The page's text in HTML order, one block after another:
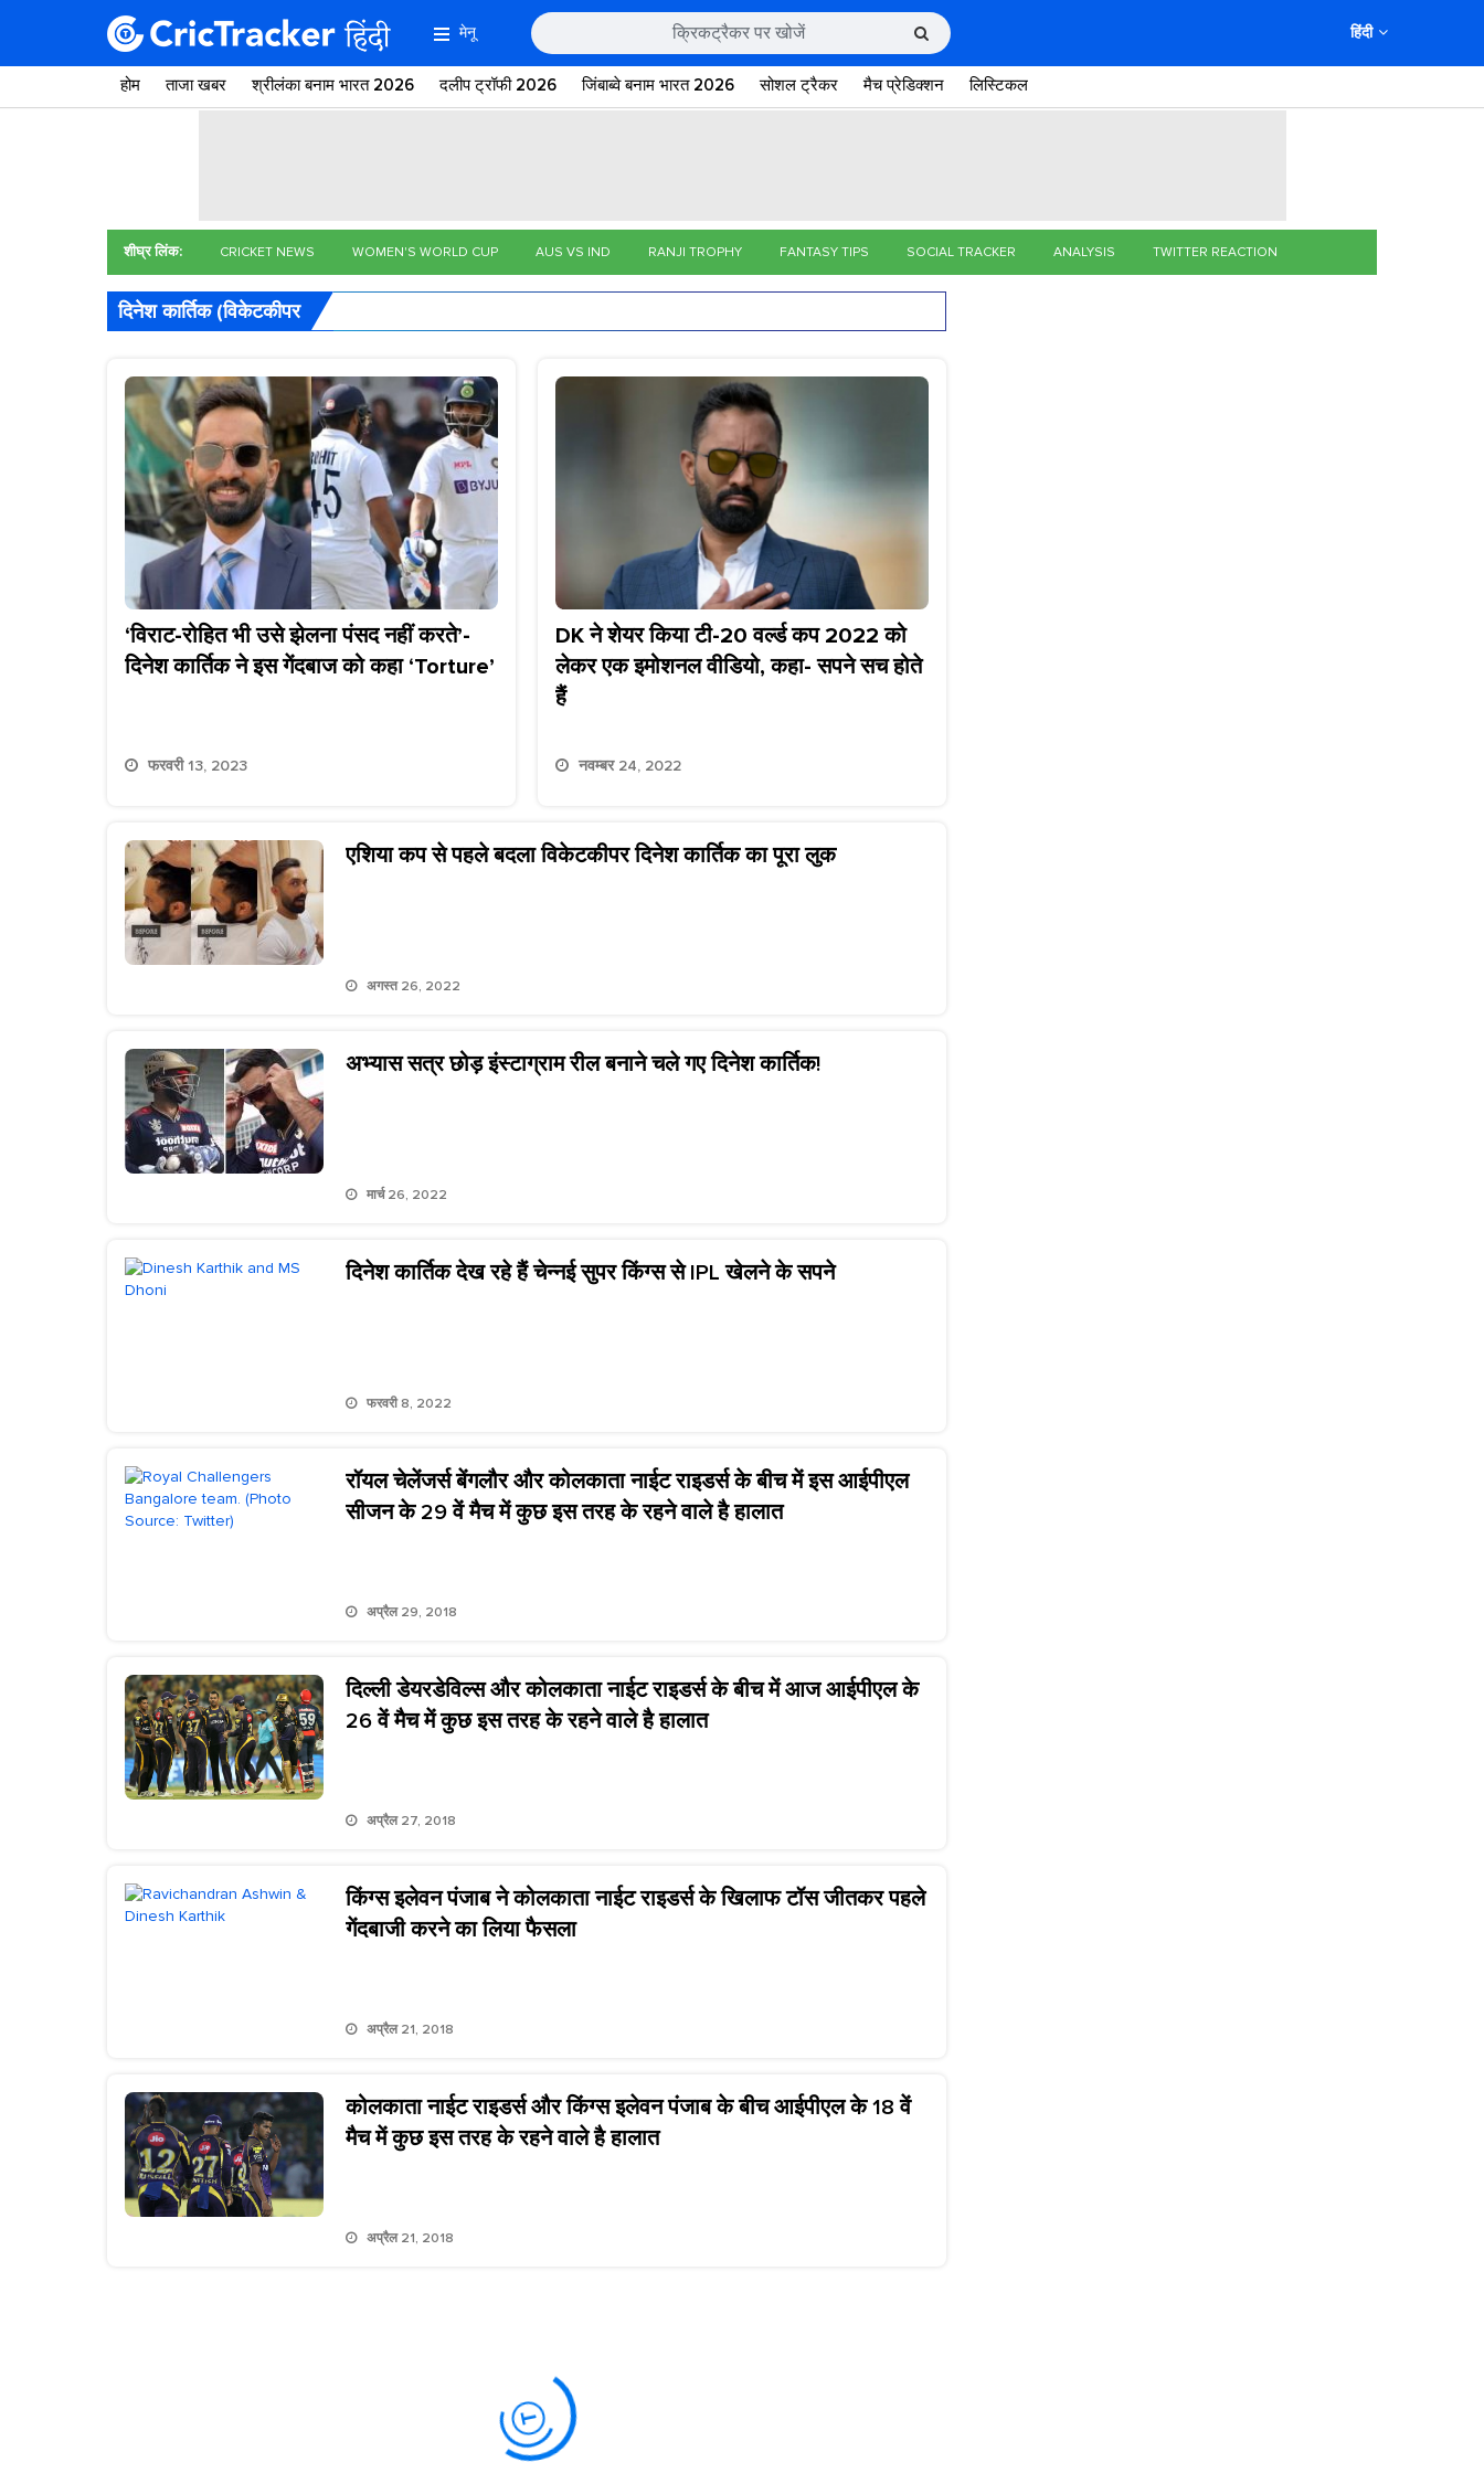
मेनू हिंदी
होम ताजा खबर श्रीलंका बनाम भारत 2026 दलीप ट्रॉफी 2026 जिंबाब्वे बनाम भारत 2026 सोशल ट्रैकर मैच प्रेडिक्शन लिस्टिकल
शीघ्र लिंक: CRICKET NEWS WOMEN'S WORLD CUP AUS VS IND RANJI TROPHY FANTASY TIPS SOCIAL TRACKER ANALYSIS TWITTER REACTION
दिनेश कार्तिक (विकेटकीपर
‘विराट-रोहित भी उसे झेलना पंसद नहीं करते’-
दिनेश कार्तिक ने इस गेंदबाज को कहा ‘Torture’
फरवरी 13, 2023
DK ने शेयर किया टी-20 वर्ल्ड कप 2022 को
लेकर एक इमोशनल वीडियो, कहा- सपने सच होते
हैं
नवम्बर 24, 2022
एशिया कप से पहले बदला विकेटकीपर दिनेश कार्तिक का पूरा लुक
अगस्त 26, 2022
अभ्यास सत्र छोड़ इंस्टाग्राम रील बनाने चले गए दिनेश कार्तिक!
मार्च 26, 2022
दिनेश कार्तिक देख रहे हैं चेन्नई सुपर किंग्स से IPL खेलने के सपने
फरवरी 8, 2022
रॉयल चेलेंजर्स बेंगलौर और कोलकाता नाईट राइडर्स के बीच में इस आईपीएल
सीजन के 29 वें मैच में कुछ इस तरह के रहने वाले है हालात
अप्रैल 29, 2018
दिल्ली डेयरडेविल्स और कोलकाता नाईट राइडर्स के बीच में आज आईपीएल के
26 वें मैच में कुछ इस तरह के रहने वाले है हालात
अप्रैल 27, 2018
किंग्स इलेवन पंजाब ने कोलकाता नाईट राइडर्स के खिलाफ टॉस जीतकर पहले
गेंदबाजी करने का लिया फैसला
अप्रैल 21, 2018
कोलकाता नाईट राइडर्स और किंग्स इलेवन पंजाब के बीच आईपीएल के 18 वें
मैच में कुछ इस तरह के रहने वाले है हालात
अप्रैल 21, 2018